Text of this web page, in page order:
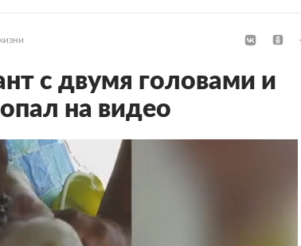
с двумя головами и
на видео